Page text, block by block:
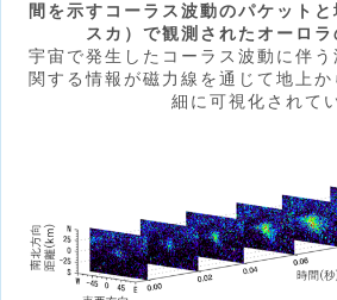
間を示すコーラス波動のパケット
スカ）で観測されたオーロ
宇宙で発生したコーラス波動に伴
関する情報が磁力線を通じて地上
細に可視化されて